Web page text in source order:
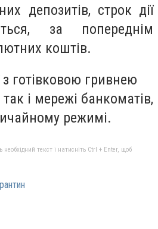
депозитів, строк дії
за попереднім
коштів.
з готівковою гривнею
і мережі банкоматів,
режимі.
текст і натисніть Ctrl + Enter, щоб